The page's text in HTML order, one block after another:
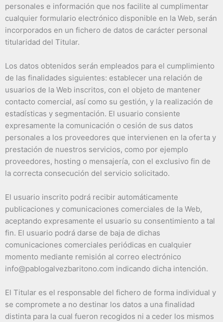
personales e información que nos facilite al cumplimentar
cualquier formulario electrónico disponible en la Web, serán
incorporados en un fichero de datos de carácter personal
titularidad del Titular.
Los datos obtenidos serán empleados para el cumplimiento
de las finalidades siguientes: establecer una relación de
usuarios de la Web inscritos, con el objeto de mantener
contacto comercial, así como su gestión, y la realización de
estadísticas y segmentación. El usuario consiente
expresamente la comunicación o cesión de sus datos
personales a los proveedores que intervienen en la oferta y
prestación de nuestros servicios, como por ejemplo
proveedores, hosting o mensajería, con el exclusivo fin de
la correcta consecución del servicio solicitado.
El usuario inscrito podrá recibir automáticamente
publicaciones y comunicaciones comerciales de la Web,
aceptando expresamente el usuario su consentimiento a tal
fin. El usuario podrá darse de baja de dichas
comunicaciones comerciales periódicas en cualquier
momento mediante remisión al correo electrónico
info@pablogalvezbaritono.com indicando dicha intención.
El Titular es el responsable del fichero de forma individual y
se compromete a no destinar los datos a una finalidad
distinta para la cual fueron recogidos ni a ceder los mismos